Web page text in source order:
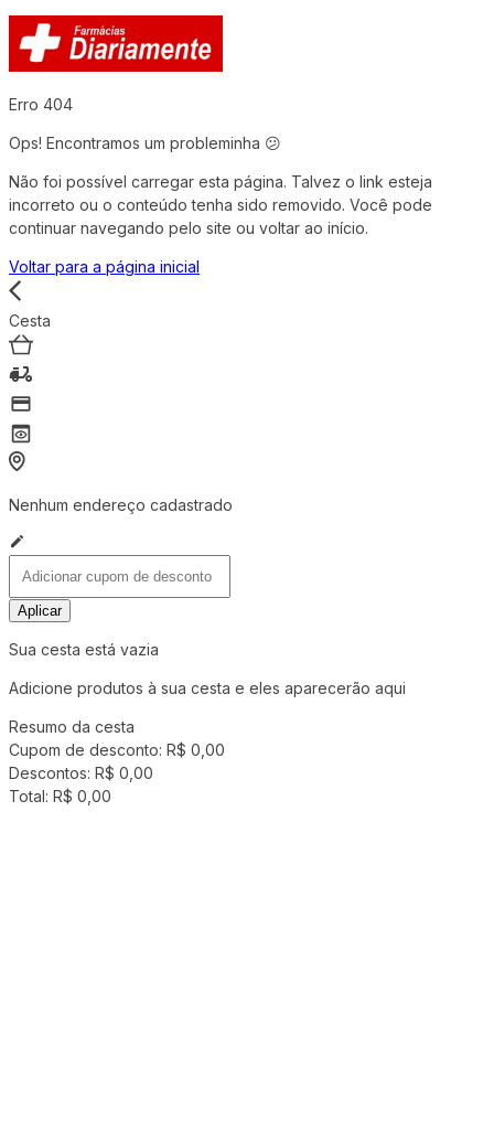
Erro 404
Ops! Encontramos um probleminha 😕
Não foi possível carregar esta página. Talvez o link esteja
incorreto ou o conteúdo tenha sido removido. Você pode
continuar navegando pelo site ou voltar ao início.
Voltar para a página inicial
Cesta
Nenhum endereço cadastrado
Aplicar
Sua cesta está vazia
Adicione produtos à sua cesta e eles aparecerão aqui
Resumo da cesta
Cupom de desconto: R$ 0,00
Descontos: R$ 0,00
Total: R$ 0,00